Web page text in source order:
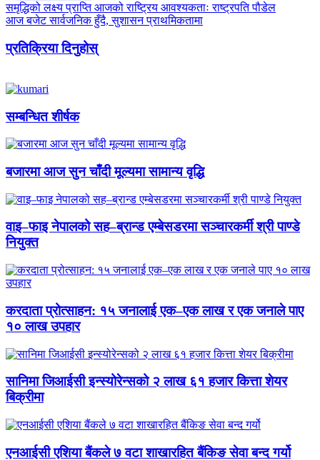
समृद्धिको लक्ष्य प्राप्ति आजको राष्ट्रिय आवश्यकताः राष्ट्रपति पौडेल
आज बजेट सार्वजनिक हुँदै, सुशासन प्राथमिकतामा
प्रतिक्रिया दिनुहोस्
सम्बन्धित शीर्षक
बजारमा आज सुन चाँदी मूल्यमा सामान्य वृद्धि
वाइ–फाइ नेपालको सह–ब्रान्ड एम्बेसडरमा सञ्चारकर्मी श्री पाण्डे
नियुक्त
करदाता प्रोत्साहन: १५ जनालाई एक–एक लाख र एक जनाले पाए
१० लाख उपहार
सानिमा जिआईसी इन्स्योरेन्सको २ लाख ६१ हजार कित्ता शेयर
बिक्रीमा
एनआईसी एशिया बैंकले ७ वटा शाखारहित बैंकिङ सेवा बन्द गर्यो